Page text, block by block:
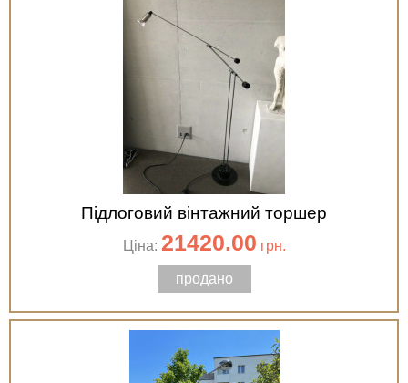
Підлоговий вінтажний торшер
Ціна: 21420.00 грн.
продано